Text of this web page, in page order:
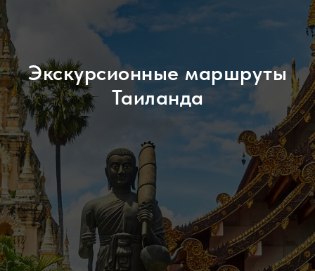
Экскурсионные маршруты
Таиланда